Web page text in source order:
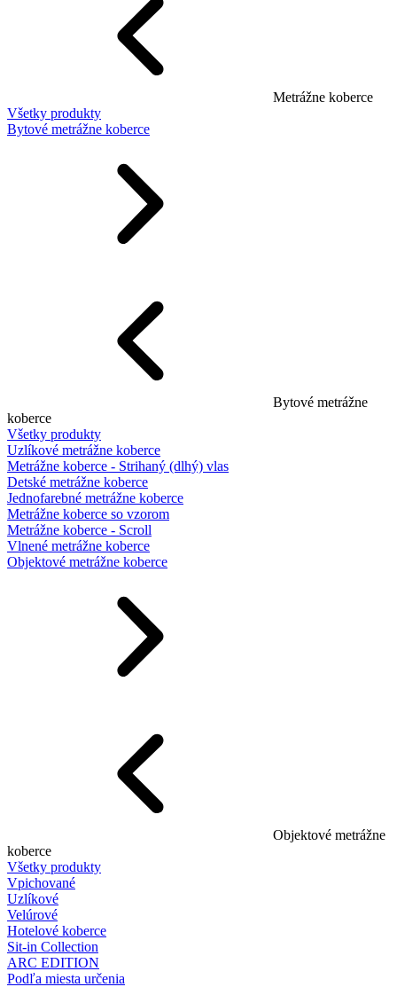
Metrážne koberce
Všetky produkty
Bytové metrážne koberce
Bytové metrážne
koberce
Všetky produkty
Uzlíkové metrážne koberce
Metrážne koberce - Strihaný (dlhý) vlas
Detské metrážne koberce
Jednofarebné metrážne koberce
Metrážne koberce so vzorom
Metrážne koberce - Scroll
Vlnené metrážne koberce
Objektové metrážne koberce
Objektové metrážne
koberce
Všetky produkty
Vpichované
Uzlíkové
Velúrové
Hotelové koberce
Sit-in Collection
ARC EDITION
Podľa miesta určenia